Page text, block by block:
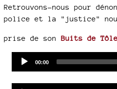
Retrouvons-nous pour
police et la "justice"
prise de son Buits de
Current
00:00